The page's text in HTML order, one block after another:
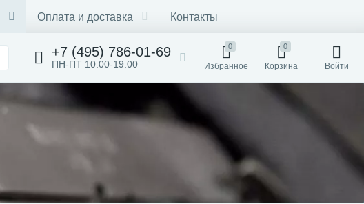
Оплата и доставка Контакты
+7 (495) 786-01-69
ПН-ПТ 10:00-19:00
0
Избранное
0
Корзина Войти